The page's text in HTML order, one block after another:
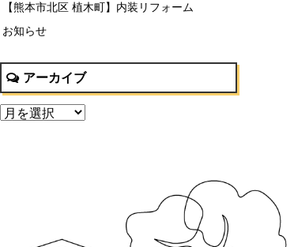
【熊本市北区 植木町】内装リフォーム
お知らせ
アーカイブ